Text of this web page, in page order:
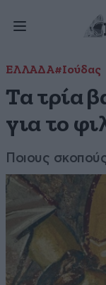
ΕΛΛΑΔΑ#Ιούδας
Τα τρία
για το
Ποιους